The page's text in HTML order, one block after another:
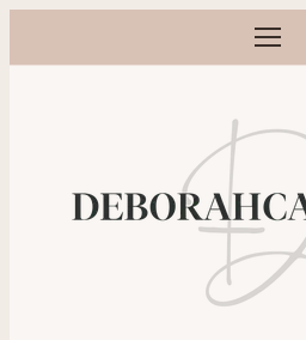
Photographe grossesse,